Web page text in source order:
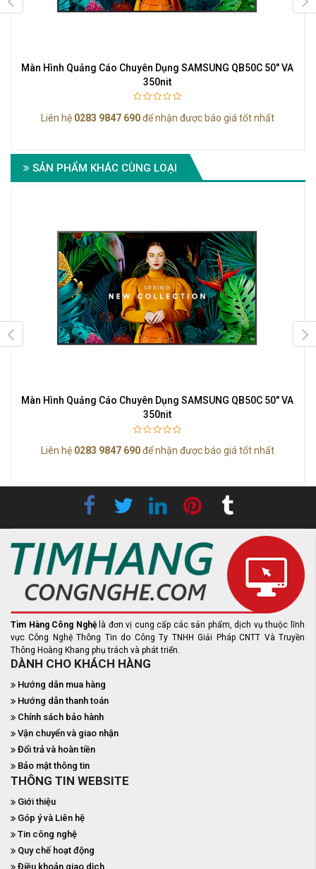
Màn Hình Quảng Cáo Chuyên Dụng SAMSUNG QB50C 50" VA
350nit
Liên hệ 0283 9847 690để nhận được báo giá tốt nhất
SẢN PHẨM KHÁC CÙNG LOẠI
Màn Hình Quảng Cáo Chuyên Dụng SAMSUNG QB50C 50" VA
350nit
Liên hệ 0283 9847 690để nhận được báo giá tốt nhất
Tìm Hàng Công Nghệ là đơn vị cung cấp các sản phẩm, dịch vụ thuộc lĩnh
vực Công Nghệ Thông Tin do Công Ty TNHH Giải Pháp CNTT Và Truyền
Thông Hoàng Khang phụ trách và phát triển.
DÀNH CHO KHÁCH HÀNG
Hướng dẫn mua hàng
Hướng dẫn thanh toán
Chính sách bảo hành
Vận chuyển và giao nhận
Đổi trả và hoàn tiền
Bảo mật thông tin
THÔNG TIN WEBSITE
Giới thiệu
Góp ý và Liên hệ
Tin công nghệ
Quy chế hoạt động
Điều khoản giao dịch